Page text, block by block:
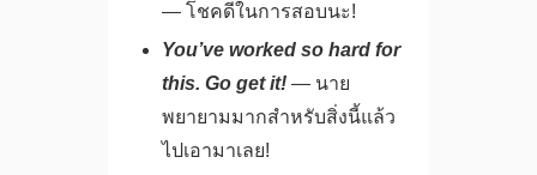
— โชคดีในการสอบนะ!
You’ve worked so hard for
this. Go get it!— นาย
พยายามมากสำหรับสิ่งนี้แล้ว
ไปเอามาเลย!